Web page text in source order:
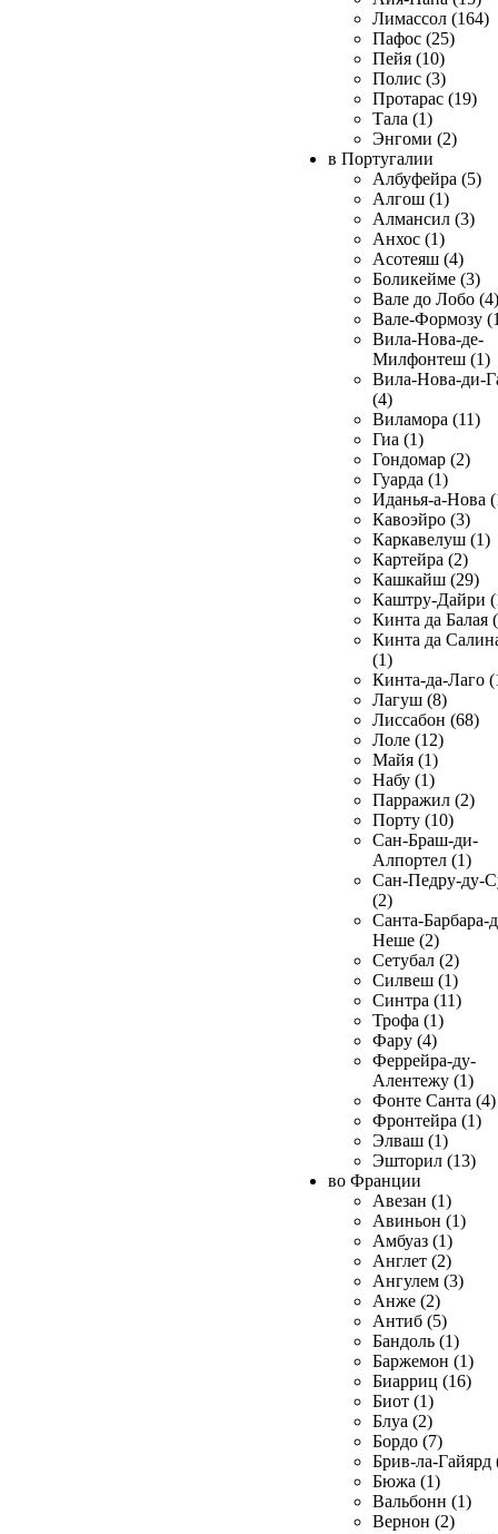
Лимассол (164)
Пафос (25)
Пейя (10)
Полис (3)
Протарас (19)
Тала (1)
Энгоми (2)
в Португалии
Албуфейра (5)
Алгош (1)
Алмансил (3)
Анхос (1)
Асотеяш (4)
Боликейме (3)
Вале до Лобо (4)
Вале-Формозу
Вила-Нова-де-
Милфонтеш (1)
Вила-Нова-ди-
(4)
Виламора (11)
Гиа (1)
Гондомар (2)
Гуарда (1)
Иданья-а-Нова
Кавоэйро (3)
Каркавелуш (1)
Картейра (2)
Кашкайш (29)
Каштру-Дайри
Кинта да Балая
Кинта да
(1)
Кинта-да-Лаго
Лагуш (8)
Лиссабон (68)
Лоле (12)
Майя (1)
Набу (1)
Парражил (2)
Порту (10)
Сан-Браш-ди-
Алпортел (1)
Сан-Педру-ду-
(2)
Санта-Барбара-
Неше (2)
Сетубал (2)
Силвеш (1)
Синтра (11)
Трофа (1)
Фару (4)
Феррейра-ду-
Алентежу (1)
Фонте Санта (4)
Фронтейра (1)
Элваш (1)
Эшторил (13)
во Франции
Авезан (1)
Авиньон (1)
Амбуаз (1)
Англет (2)
Ангулем (3)
Анже (2)
Антиб (5)
Бандоль (1)
Баржемон (1)
Биарриц (16)
Биот (1)
Блуа (2)
Бордо (7)
Брив-ла-Гайярд
Бюжа (1)
Вальбонн (1)
Вернон (2)